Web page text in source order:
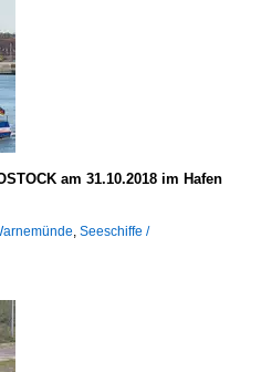
am 31.10.2018 im Hafen
, Seeschiffe /